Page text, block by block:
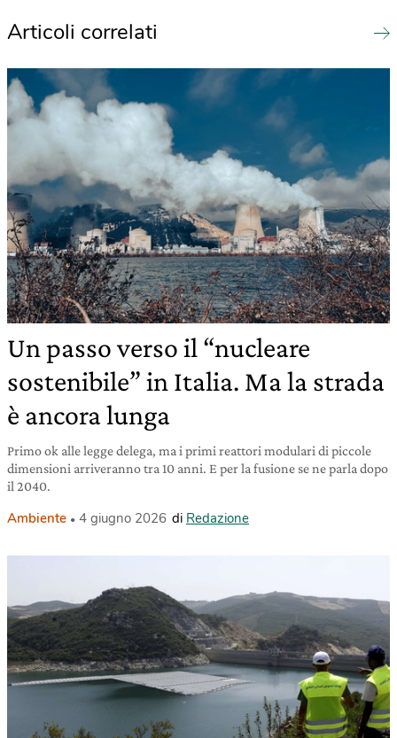
Articoli correlati
Un passo verso il “nucleare
sostenibile” in Italia. Ma la strada
è ancora lunga
Primo ok alle legge delega, ma i primi reattori modulari di piccole
dimensioni arriveranno tra 10 anni. E per la fusione se ne parla dopo
il 2040.
Ambiente 4 giugno 2026 di Redazione